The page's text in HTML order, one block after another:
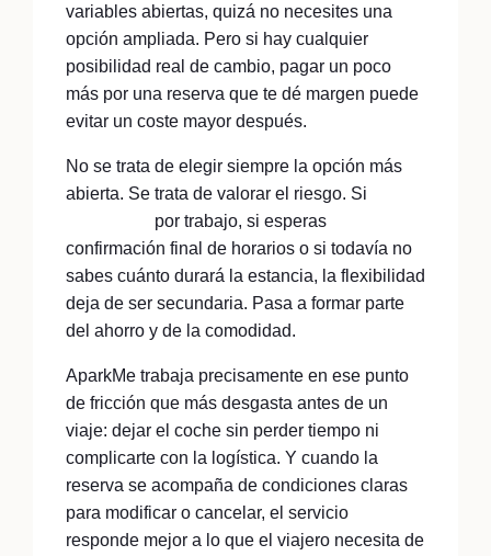
variables abiertas, quizá no necesites una
opción ampliada. Pero si hay cualquier
posibilidad real de cambio, pagar un poco
más por una reserva que te dé margen puede
evitar un coste mayor después.
No se trata de elegir siempre la opción más
abierta. Se trata de valorar el riesgo. Si
por trabajo, si esperas
confirmación final de horarios o si todavía no
sabes cuánto durará la estancia, la flexibilidad
deja de ser secundaria. Pasa a formar parte
del ahorro y de la comodidad.
AparkMe trabaja precisamente en ese punto
de fricción que más desgasta antes de un
viaje: dejar el coche sin perder tiempo ni
complicarte con la logística. Y cuando la
reserva se acompaña de condiciones claras
para modificar o cancelar, el servicio
responde mejor a lo que el viajero necesita de